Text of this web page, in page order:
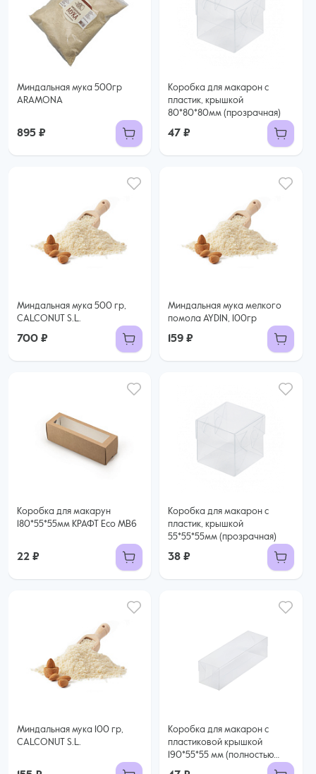
Миндальная мука 500гр
ARAMONA
895 ₽
Коробка для макарон с
пластик, крышкой
80*80*80мм (прозрачная)
47 ₽
Миндальная мука 500 гр,
CALCONUT S.L.
700 ₽
Миндальная мука мелкого
помола AYDIN, 100гр
159 ₽
Коробка для макарун
180*55*55мм КРАФТ Eco MB6
22 ₽
Коробка для макарон с
пластик, крышкой
55*55*55мм (прозрачная)
38 ₽
Миндальная мука 100 гр,
CALCONUT S.L.
Коробка для макарон с
пластиковой крышкой
190*55*55 мм (полностью